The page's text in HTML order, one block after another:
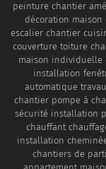
peinture chantier
décoration
escalier chantier
couverture toiture
maison individuelle
installation
automatique
chantier pompe à
sécurité installation
chauffant
installation
chantiers de